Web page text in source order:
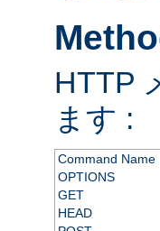
HTTP
ます :
Command Name
OPTIONS
GET
HEAD